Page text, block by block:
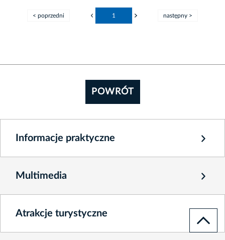
< poprzedni 1 następny >
POWRÓT
Informacje praktyczne
Multimedia
Atrakcje turystyczne